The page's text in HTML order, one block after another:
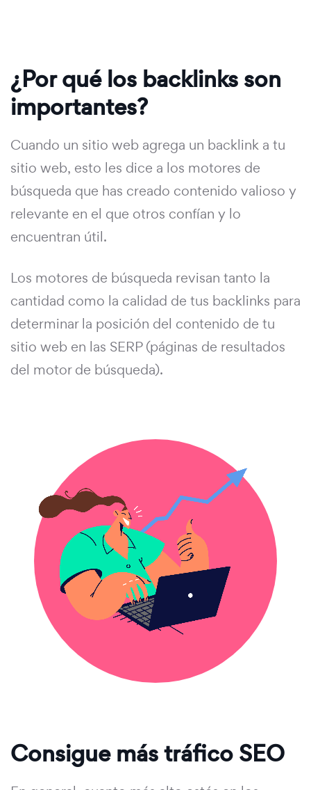
¿Por qué los backlinks son
importantes?
Cuando un sitio web agrega un backlink a tu
sitio web, esto les dice a los motores de
búsqueda que has creado contenido valioso y
relevante en el que otros confían y lo
encuentran útil.
Los motores de búsqueda revisan tanto la
cantidad como la calidad de tus backlinks para
determinar la posición del contenido de tu
sitio web en las SERP (páginas de resultados
del motor de búsqueda).
Consigue más tráfico SEO